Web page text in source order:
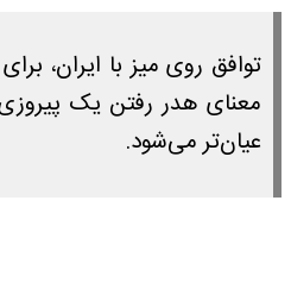
توافق روی میز با ایران،
معنای هدر رفتن یک
عیان‌تر می‌شود.